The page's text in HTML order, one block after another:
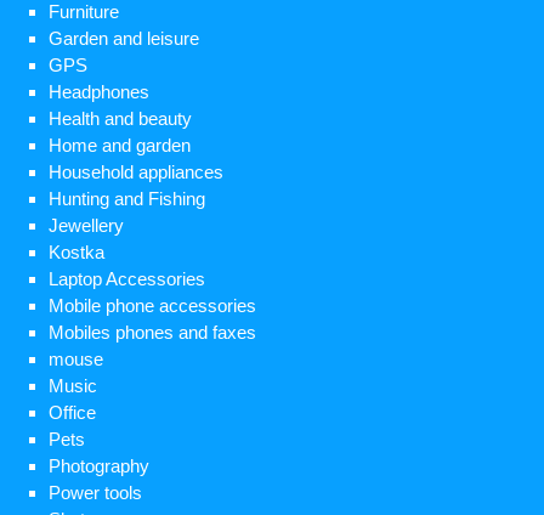
Furniture
Garden and leisure
GPS
Headphones
Health and beauty
Home and garden
Household appliances
Hunting and Fishing
Jewellery
Kostka
Laptop Accessories
Mobile phone accessories
Mobiles phones and faxes
mouse
Music
Office
Pets
Photography
Power tools